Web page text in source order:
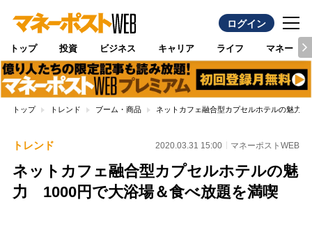
ログイン
トップ 投資 ビジネス キャリア ライフ マネー
トップ トレンド ブーム・商品 ネットカフェ融合型カプセルホテルの魅力
トレンド 2020.03.31 15:00 マネーポストWEB
ネットカフェ融合型カプセルホテルの魅
力 1000円で大浴場＆食べ放題を満喫